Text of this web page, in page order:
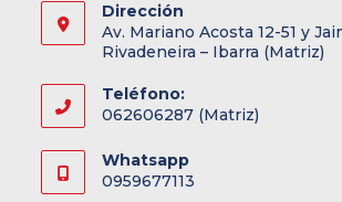
Dirección
Av. Mariano Acosta 12-51 y
Rivadeneira – Ibarra (Matriz)
Teléfono:
062606287 (Matriz)
Whatsapp
0959677113